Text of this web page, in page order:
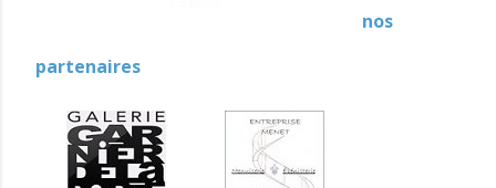
nos
partenaires